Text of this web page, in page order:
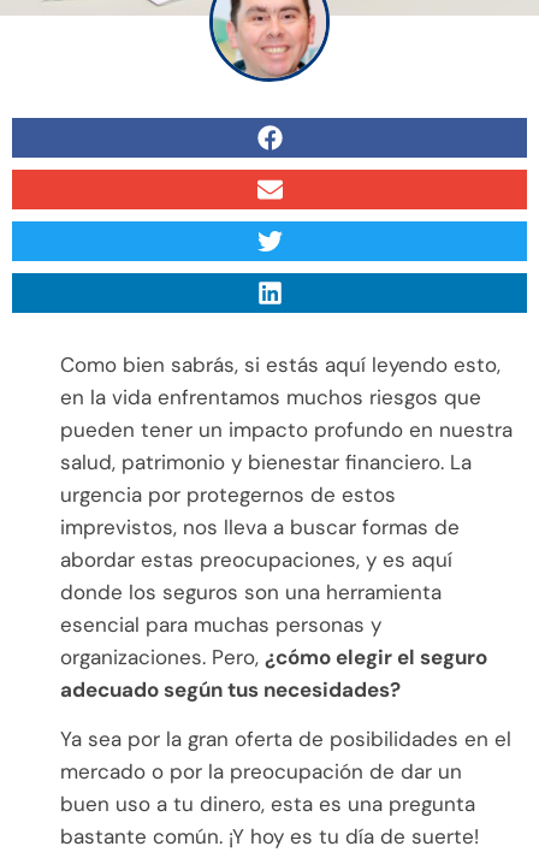
Como bien sabrás, si estás aquí leyendo esto,
en la vida enfrentamos muchos riesgos que
pueden tener un impacto profundo en nuestra
salud, patrimonio y bienestar financiero. La
urgencia por protegernos de estos
imprevistos, nos lleva a buscar formas de
abordar estas preocupaciones, y es aquí
donde los seguros son una herramienta
esencial para muchas personas y
organizaciones. Pero, ¿cómo elegir el seguro
adecuado según tus necesidades?
Ya sea por la gran oferta de posibilidades en el
mercado o por la preocupación de dar un
buen uso a tu dinero, esta es una pregunta
bastante común. ¡Y hoy es tu día de suerte!